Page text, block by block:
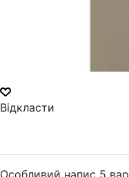
Відкласти